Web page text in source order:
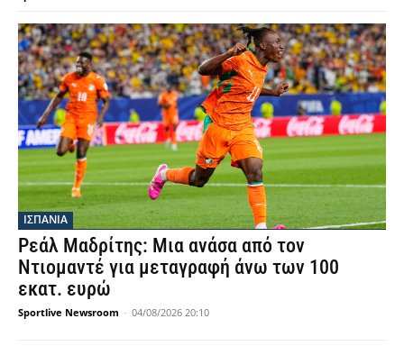
ΙΣΠΑΝΙΑ
Ρεάλ Μαδρίτης: Μια ανάσα από τον
Ντιομαντέ για μεταγραφή άνω των 100
εκατ. ευρώ
Sportlive Newsroom - 04/08/2026 20:10